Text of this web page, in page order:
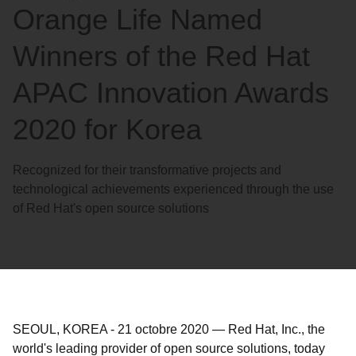
Orange Life Named
Winners of the Red Hat
APAC Innovation Awards
2020 for Korea
Recognized for their transformative projects and
technological achievements experienced through the use
of Red Hat's open source solutions
SEOUL, KOREA - 21 octobre 2020 — Red Hat, Inc., the
world's leading provider of open source solutions, today